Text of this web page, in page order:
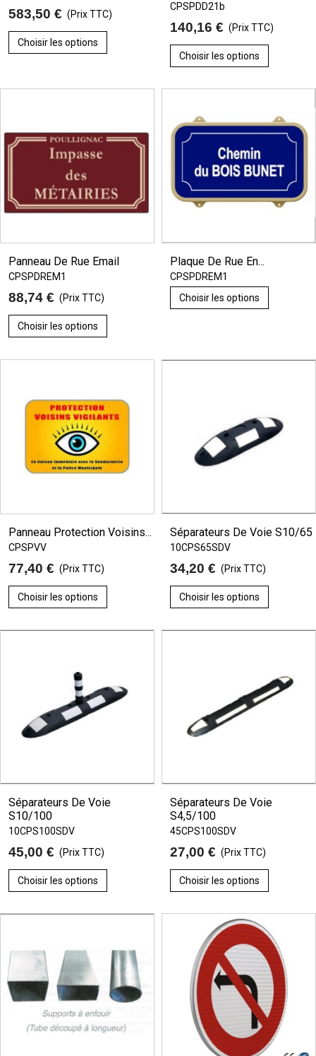
583,50 € (Prix TTC)
Choisir les options
CPSPDD21b
140,16 € (Prix TTC)
Choisir les options
Panneau De Rue Email
CPSPDREM1
88,74 € (Prix TTC)
Choisir les options
Plaque De Rue En...
CPSPDREM1
Choisir les options
Panneau Protection Voisins...
CPSPVV
77,40 € (Prix TTC)
Choisir les options
Séparateurs De Voie S10/65
10CPS65SDV
34,20 € (Prix TTC)
Choisir les options
Séparateurs De Voie
S10/100
10CPS100SDV
45,00 € (Prix TTC)
Choisir les options
Séparateurs De Voie
S4,5/100
45CPS100SDV
27,00 € (Prix TTC)
Choisir les options